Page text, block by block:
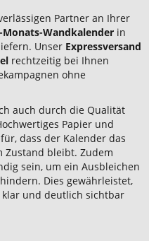
Partner an Ihrer
Monats-Wandkalender in
Unser Expressversand
rechtzeitig bei Ihnen
ohne
auch durch die Qualität
Papier und
dass der Kalender das
Zustand bleibt. Zudem
sein, um ein Ausbleichen
Dies gewährleistet,
und deutlich sichtbar